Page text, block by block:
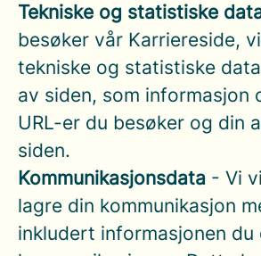
Tekniske og statistiske
besøker vår Karriereside,
tekniske og statistiske
av siden, som informasjon
URL-er du besøker og din
siden.
Kommunikasjonsdata - Vi
lagre din kommunikasjon
inkludert informasjonen du